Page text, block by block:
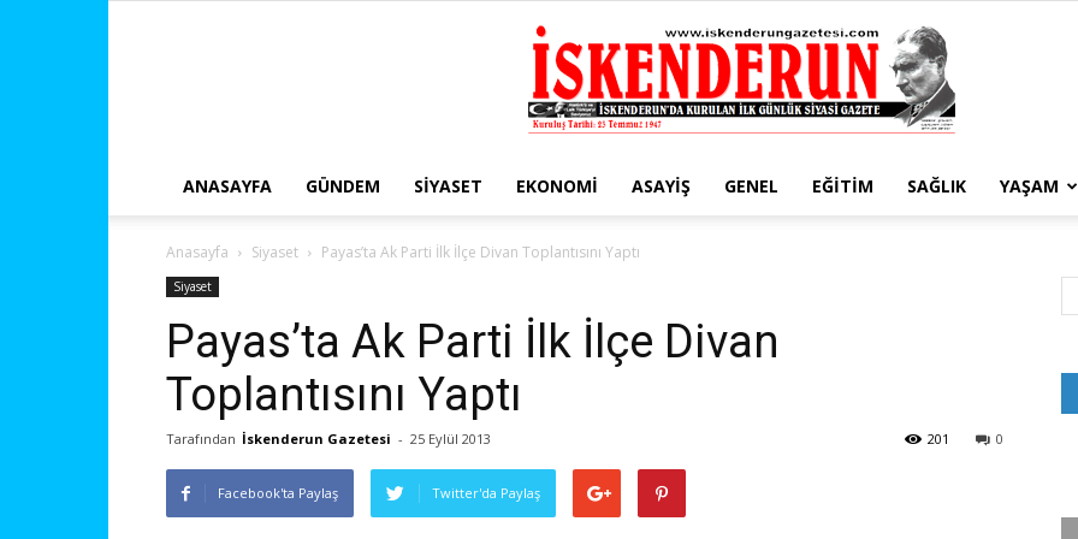
ANASAYFA GÜNDEM SIYASET EKONOMI ASAYIŞ GENEL EĞITIM SAĞLIK YAŞAM
Anasayfa Siyaset Payas’ta Ak Parti İlk İlçe Divan Toplantısını Yaptı
Siyaset
Payas’ta Ak Parti İlk İlçe Divan
Toplantısını Yaptı
Tarafından İskenderun Gazetesi - 25 Eylül 2013 0
201
Facebook'ta Paylaş Twitter'da Paylaş